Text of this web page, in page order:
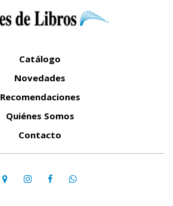
Catálogo
Novedades
Recomendaciones
Quiénes Somos
Contacto